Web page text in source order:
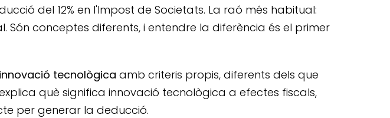
del 12% en l'Impost de Societats. La raó més habitual:
conceptes diferents, i entendre la diferència és el primer
innovació tecnològica amb criteris propis, diferents dels que
què significa innovació tecnològica a efectes fiscals,
per generar la deducció.